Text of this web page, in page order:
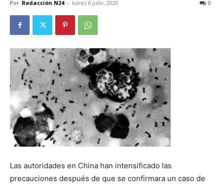
Por Redacción N24 - lunes 6 julio, 2020 0
Las autoridades en China han intensificado las
precauciones después de que se confirmara un caso de